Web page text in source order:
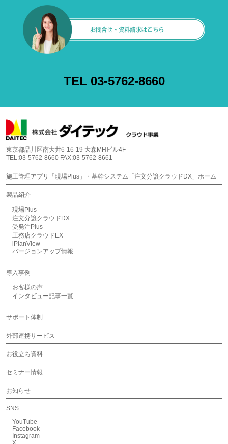
TEL 03-5762-8660
東京都品川区南大井6-16-19 大森MHビル4F
TEL:03-5762-8660 FAX:03-5762-8661
施工管理アプリ「現場Plus」・基幹システム「注文分譲クラウドDX」ホーム
製品紹介
現場Plus
注文分譲クラウドDX
受発注Plus
工務店クラウドEX
iPlanView
バージョンアップ情報
導入事例
お客様の声
インタビュー記事一覧
サポート体制
外部連携サービス
お役立ち資料
セミナー情報
お知らせ
SNS
YouTube
Facebook
Instagram